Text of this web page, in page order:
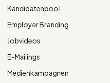
Kandidatenpool
Employer Branding
Jobvideos
E-Mailings
Medienkampagnen